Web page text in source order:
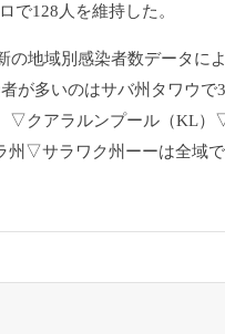
で128人を維持した。
の地域別感染者数データに
が多いのはサバ州タワウで
▽クアラルンプール（KL
▽サラワク州ーーは全域で